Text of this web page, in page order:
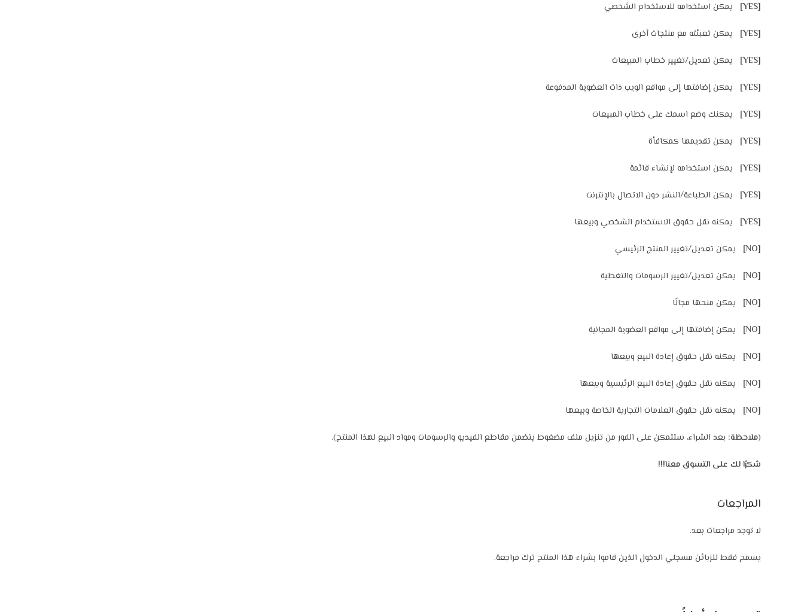
[YES] يمكن استخدامه للاستخدام الشخصي
[YES] يمكن تعبئته مع منتجات أخرى
[YES] يمكن تعديل/تغيير خطاب المبيعات
[YES] يمكن إضافتها إلى مواقع الويب ذات العضوية المدفوعة
[YES] يمكنك وضع اسمك على خطاب المبيعات
[YES] يمكن تقديمها كمكافأة
[YES] يمكن استخدامه لإنشاء قائمة
[YES] يمكن الطباعة/النشر دون الاتصال بالإنترنت
[YES] يمكنه نقل حقوق الاستخدام الشخصي وبيعها
[NO] يمكن تعديل/تغيير المنتج الرئيسي
[NO] يمكن تعديل/تغيير الرسومات والتغطية
[NO] يمكن منحها مجانًا
[NO] يمكن إضافتها إلى مواقع العضوية المجانية
[NO] يمكنه نقل حقوق إعادة البيع وبيعها
[NO] يمكنه نقل حقوق إعادة البيع الرئيسية وبيعها
[NO] يمكنه نقل حقوق العلامات التجارية الخاصة وبيعها
(ملاحظة: بعد الشراء، ستتمكن على الفور من تنزيل ملف مضغوط يتضمن مقاطع الفيديو والرسومات ومواد البيع لهذا المنتج).
شكرًا لك على التسوق معنا!!!
المراجعات
لا توجد مراجعات بعد.
يسمح فقط للزبائن مسجلي الدخول الذين قاموا بشراء هذا المنتج ترك مراجعة.